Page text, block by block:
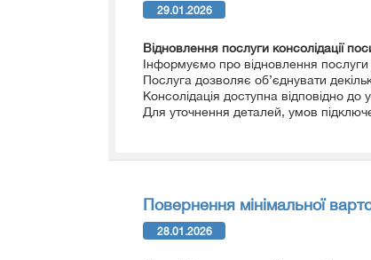
29.01.2026
Відновлення послуги консолідації
Інформуємо про відновлення послуги
Послуга дозволяє об’єднувати
Консолідація доступна відповідно
Для уточнення деталей, умов
Повернення мінімальної
28.01.2026